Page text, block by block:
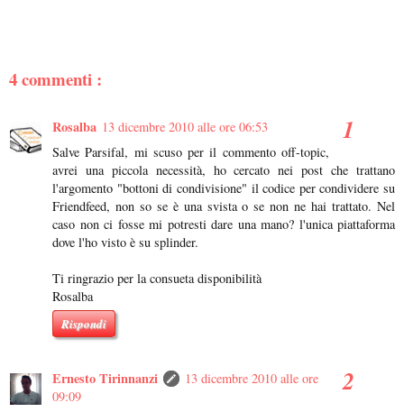
4 commenti :
Rosalba 13 dicembre 2010 alle ore 06:53
Salve Parsifal, mi scuso per il commento off-topic,
avrei una piccola necessità, ho cercato nei post che trattano
l'argomento "bottoni di condivisione" il codice per condividere su
Friendfeed, non so se è una svista o se non ne hai trattato. Nel
caso non ci fosse mi potresti dare una mano? l'unica piattaforma
dove l'ho visto è su splinder.
Ti ringrazio per la consueta disponibilità
Rosalba
Rispondi
Ernesto Tirinnanzi
13 dicembre 2010 alle ore
09:09